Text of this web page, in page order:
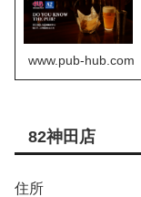
www.pub-hub.com
82神田店
住所